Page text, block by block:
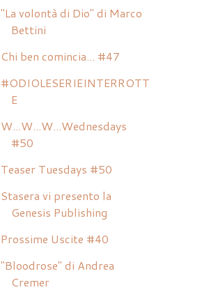
"La volontà di Dio" di Marco
Bettini
Chi ben comincia... #47
#ODIOLESERIEINTERROTT
E
W...W...W...Wednesdays
#50
Teaser Tuesdays #50
Stasera vi presento la
Genesis Publishing
Prossime Uscite #40
"Bloodrose" di Andrea
Cremer